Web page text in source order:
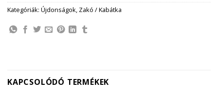
Kategóriák: Újdonságok, Zakó / Kabátka
KAPCSOLÓDÓ TERMÉKEK